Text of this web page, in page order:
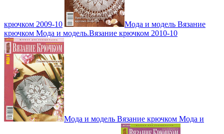
крючком 2009-10
Мода и модель Вязание
крючком Мода и модель.Вязание крючком 2010-10
Мода и модель Вязание крючком Мода и